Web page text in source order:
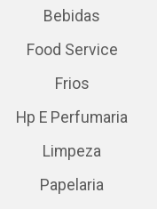
Bebidas
Food Service
Frios
Hp E Perfumaria
Limpeza
Papelaria